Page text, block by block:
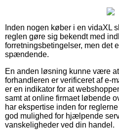
Inden nogen køber i en vidaXL
reglen gøre sig bekendt med
forretningsbetingelser, men det
spændende.
En anden løsning kunne være
forhandleren er verificeret af e-
er en indikator for at
samt at online firmaet løbende
har ekspertise inden for
god mulighed for hjælpende
vanskeligheder ved din handel.